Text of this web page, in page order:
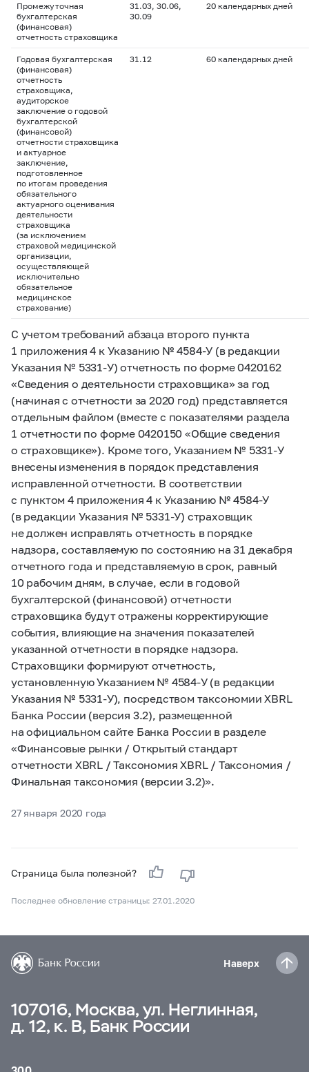
Промежуточная
бухгалтерская
(финансовая)
отчетность страховщика
31.03, 30.06,
30.09
20 календарных дней
Годовая бухгалтерская
(финансовая)
отчетность
страховщика,
аудиторское
заключение о годовой
бухгалтерской
(финансовой)
отчетности страховщика
и актуарное
заключение,
подготовленное
по итогам проведения
обязательного
актуарного оценивания
деятельности
страховщика
(за исключением
страховой медицинской
организации,
осуществляющей
исключительно
обязательное
медицинское
страхование)
31.12 60 календарных дней
С учетом требований абзаца второго пункта
1 приложения 4 к Указанию № 4584-У (в редакции
Указания № 5331-У) отчетность по форме 0420162
«Сведения о деятельности страховщика» за год
(начиная с отчетности за 2020 год) представляется
отдельным файлом (вместе с показателями раздела
1 отчетности по форме 0420150 «Общие сведения
о страховщике»). Кроме того, Указанием № 5331-У
внесены изменения в порядок представления
исправленной отчетности. В соответствии
с пунктом 4 приложения 4 к Указанию № 4584-У
(в редакции Указания № 5331-У) страховщик
не должен исправлять отчетность в порядке
надзора, составляемую по состоянию на 31 декабря
отчетного года и представляемую в срок, равный
10 рабочим дням, в случае, если в годовой
бухгалтерской (финансовой) отчетности
страховщика будут отражены корректирующие
события, влияющие на значения показателей
указанной отчетности в порядке надзора.
Страховщики формируют отчетность,
установленную Указанием № 4584-У(в редакции
Указания № 5331-У), посредством таксономии XBRL
Банка России (версия 3.2), размещенной
на официальном сайте Банка России в разделе
«Финансовые рынки / Открытый стандарт
отчетности XBRL / Таксономия XBRL / Таксономия /
Финальная таксономия (версии 3.2)».
27 января 2020 года
Страница была полезной?
Последнее обновление страницы: 27.01.2020
Наверх
107016, Москва, ул. Неглинная,
д. 12, к. В, Банк России